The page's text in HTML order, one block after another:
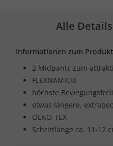
Alle
Informationen zum Produkt
2 Midpants zum
FLEXNAMIC®
höchste
etwas längere,
OEKO-TEX
Schrittlänge ca. 11-12